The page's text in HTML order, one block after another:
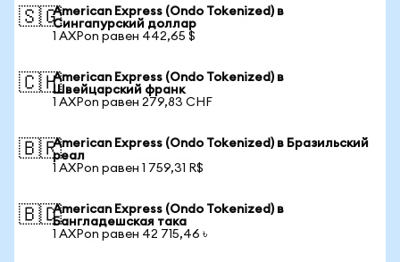
🇸🇬American Express (Ondo Tokenized) в
Сингапурский доллар
1 AXPon равен 442,65 $
🇨🇭American Express (Ondo Tokenized) в
Швейцарский франк
1 AXPon равен 279,83 CHF
🇧🇷American Express (Ondo Tokenized) в Бразильский
реал
1 AXPon равен 1 759,31 R$
🇧🇩American Express (Ondo Tokenized) в
Бангладешская така
1 AXPon равен 42 715,46 ৳